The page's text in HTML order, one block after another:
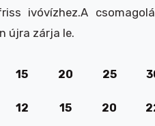
ivóvízhez.A
újra zárja le.
15 20 25
12 15 20